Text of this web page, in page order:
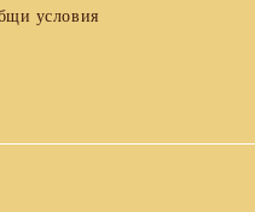
условия